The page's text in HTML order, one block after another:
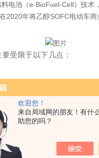
欢迎您！
来自局域网的朋友！有什
助您的吗？
电池（e-BioFuel-Cell）技
2020年将乙醇SOFC电动车商
受限于以下几点：
，NiO-YSZ、NiO-ScSZ